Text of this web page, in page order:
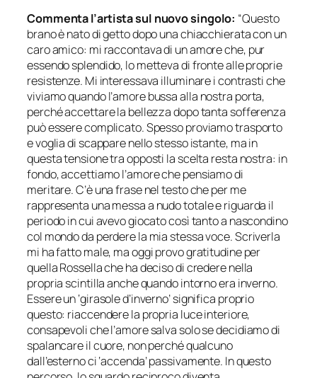
Commenta l’artista sul nuovo singolo: “Questo
brano è nato di getto dopo una chiacchierata con un
caro amico: mi raccontava di un amore che, pur
essendo splendido, lo metteva di fronte alle proprie
resistenze. Mi interessava illuminare i contrasti che
viviamo quando l’amore bussa alla nostra porta,
perché accettare la bellezza dopo tanta sofferenza
può essere complicato. Spesso proviamo trasporto
e voglia di scappare nello stesso istante, ma in
questa tensione tra opposti la scelta resta nostra: in
fondo, accettiamo l’amore che pensiamo di
meritare. C’è una frase nel testo che per me
rappresenta una messa a nudo totale e riguarda il
periodo in cui avevo giocato così tanto a nascondino
col mondo da perdere la mia stessa voce. Scriverla
mi ha fatto male, ma oggi provo gratitudine per
quella Rossella che ha deciso di credere nella
propria scintilla anche quando intorno era inverno.
Essere un ‘girasole d’inverno’ significa proprio
questo: riaccendere la propria luce interiore,
consapevoli che l’amore salva solo se decidiamo di
spalancare il cuore, non perché qualcuno
dall’esterno ci ‘accenda’ passivamente. In questo